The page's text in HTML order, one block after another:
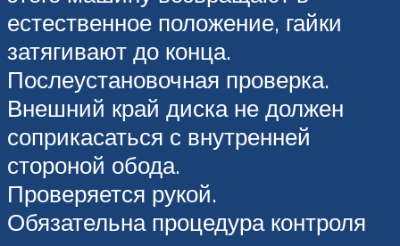
естественное положение, гайки
затягивают до конца.
Послеустановочная проверка.
Внешний край диска не должен
соприкасаться с внутренней
стороной обода.
Проверяется рукой.
Обязательна процедура контроля